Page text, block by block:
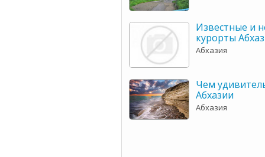
Известные и
курорты
Абхазия
Чем
Абхазии
Абхазия